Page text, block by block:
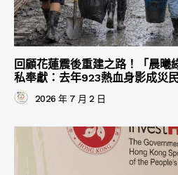
回顧花蓮震後重建之路！「晨曦
私奉獻：去年923熱血身影成災
2026 年 7 月 2 日